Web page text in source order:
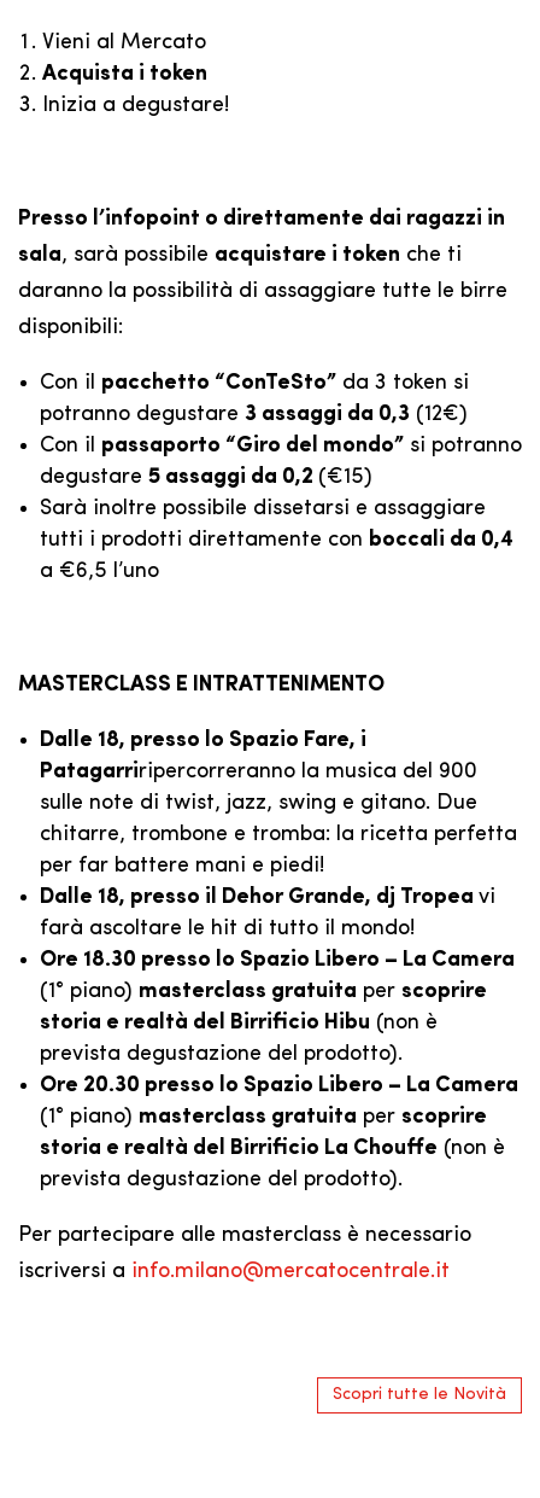
Vieni al Mercato
Acquista i token
Inizia a degustare!
Presso l’infopoint o direttamente dai ragazzi in
sala, sarà possibile acquistare i token che ti
daranno la possibilità di assaggiare tutte le birre
disponibili:
Con il pacchetto “ConTeSto” da 3 token si
potranno degustare 3 assaggi da 0,3 (12€)
Con il passaporto “Giro del mondo” si potranno
degustare 5 assaggi da 0,2 (€15)
Sarà inoltre possibile dissetarsi e assaggiare
tutti i prodotti direttamente con boccali da 0,4
a €6,5 l’uno
MASTERCLASS E INTRATTENIMENTO
Dalle 18, presso lo Spazio Fare, i
Patagarriripercorreranno la musica del 900
sulle note di twist, jazz, swing e gitano. Due
chitarre, trombone e tromba: la ricetta perfetta
per far battere mani e piedi!
Dalle 18, presso il Dehor Grande, dj Tropea vi
farà ascoltare le hit di tutto il mondo!
Ore 18.30 presso lo Spazio Libero – La Camera
(1° piano) masterclass gratuita per scoprire
storia e realtà del Birrificio Hibu (non è
prevista degustazione del prodotto).
Ore 20.30 presso lo Spazio Libero – La Camera
(1° piano) masterclass gratuita per scoprire
storia e realtà del Birrificio La Chouffe (non è
prevista degustazione del prodotto).
Per partecipare alle masterclass è necessario
iscriversi a info.milano@mercatocentrale.it
Scopri tutte le Novità